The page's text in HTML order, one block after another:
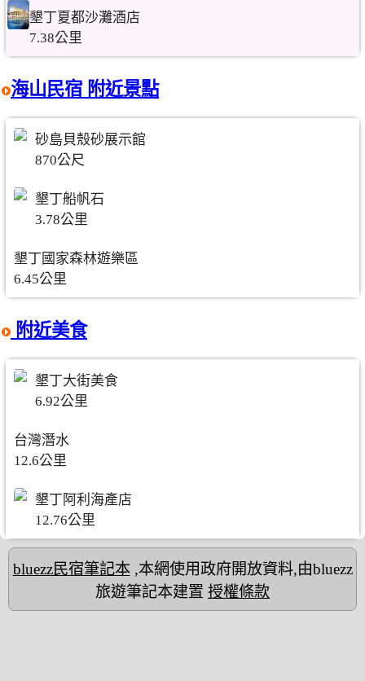
墾丁夏都沙灘酒店
7.38公里
海山民宿 附近景點
砂島貝殼砂展示館
870公尺
墾丁船帆石
3.78公里
墾丁國家森林遊樂區
6.45公里
附近美食
墾丁大街美食
6.92公里
台灣潛水
12.6公里
墾丁阿利海產店
12.76公里
bluezz民宿筆記本,本網使用政府開放資料,由bluezz
旅遊筆記本建置 授權條款